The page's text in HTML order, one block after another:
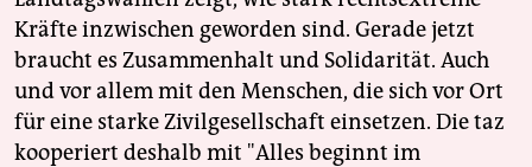
Kräfte inzwischen geworden sind. Gerade jetzt
braucht es Zusammenhalt und Solidarität. Auch
und vor allem mit den Menschen, die sich vor Ort
für eine starke Zivilgesellschaft einsetzen. Die taz
kooperiert deshalb mit "Alles beginnt im